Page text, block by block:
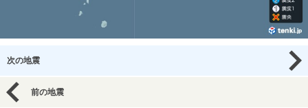
次の地震
前の地震